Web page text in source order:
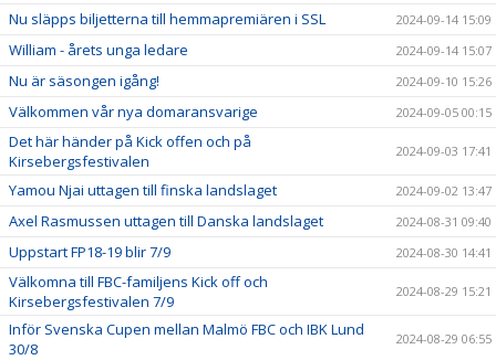
Nu släpps biljetterna till hemmapremiären i SSL 2024-09-14 15:09
William - årets unga ledare 2024-09-14 15:07
Nu är säsongen igång! 2024-09-10 15:26
Välkommen vår nya domaransvarige 2024-09-05 00:15
Det här händer på Kick offen och på
Kirsebergsfestivalen
2024-09-03 17:41
Yamou Njai uttagen till finska landslaget 2024-09-02 13:47
Axel Rasmussen uttagen till Danska landslaget 2024-08-31 09:40
Uppstart FP18-19 blir 7/9 2024-08-30 14:41
Välkomna till FBC-familjens Kick off och
Kirsebergsfestivalen 7/9
2024-08-29 15:21
Inför Svenska Cupen mellan Malmö FBC och IBK Lund
30/8
2024-08-29 06:55